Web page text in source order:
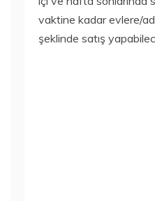
vaktine kadar evlere/
şeklinde satış